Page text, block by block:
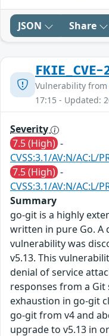
JSON Share
Vulnerability from
17:15 - Updated:
Severity
7.5 (High) -
CVSS:3.1/AV:N/AC:L/
7.5 (High) -
CVSS:3.1/AV:N/AC:L/
Summary
go-git is a highly
written in pure Go. A
vulnerability was
v5.13. This
denial of service
responses from a
exhaustion in go-git
go-git from v4 and
upgrade to v5.13 in